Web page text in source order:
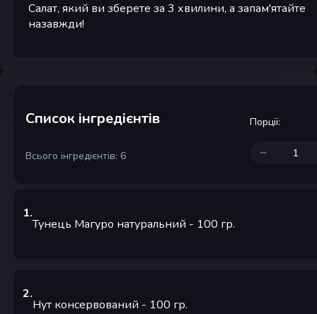
Салат, який ви зберете за 3 хвилини, а запам'ятайте
назавжди!
Список інгредієнтів
Всього інгредієнтів: 6
Порції:
1.
Тунець Магуро натуральний - 100 гр.
2.
Нут консервований - 100 гр.